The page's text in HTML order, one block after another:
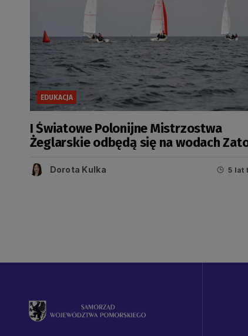
EDUKACJA
I Światowe Polonijne Mistrzostwa
Żeglarskie odbędą się na wodach
Dorota Kulka 5 lat